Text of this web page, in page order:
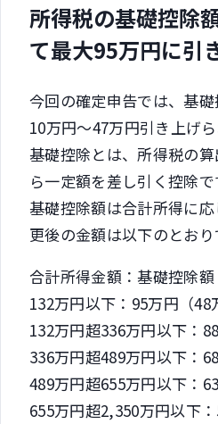
所得税の基礎控除
て最大95万円に引
今回の確定申告では、基
10万円～47万円引き上げら
基礎控除とは、所得税の
ら一定額を差し引く控除で
基礎控除額は合計所得に
更後の金額は以下のとおり
合計所得金額：基礎控除額
132万円以下：95万円（48
132万円超336万円以下：
336万円超489万円以下：
489万円超655万円以下：
655万円超2,350万円以下：